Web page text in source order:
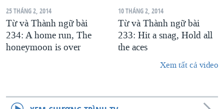
25 THÁNG 2, 2014
Từ và Thành ngữ bài
234: A home run, The
honeymoon is over
10 THÁNG 2, 2014
Từ và Thành ngữ bài
233: Hit a snag, Hold all
the aces
Xem tất cả video